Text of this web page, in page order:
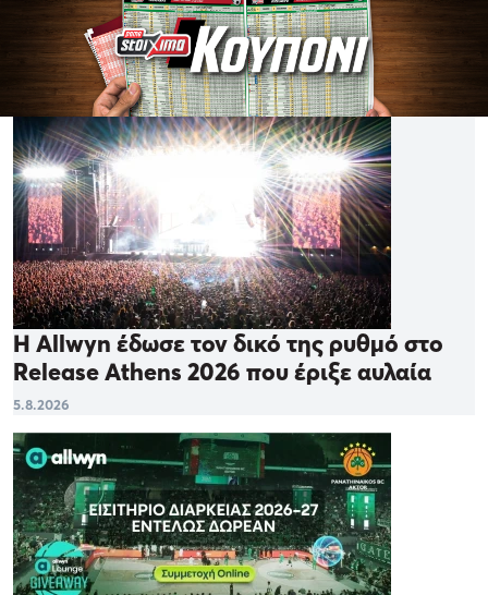
Η Allwyn έδωσε τον δικό της ρυθμό στο
Release Athens 2026 που έριξε αυλαία
5.8.2026